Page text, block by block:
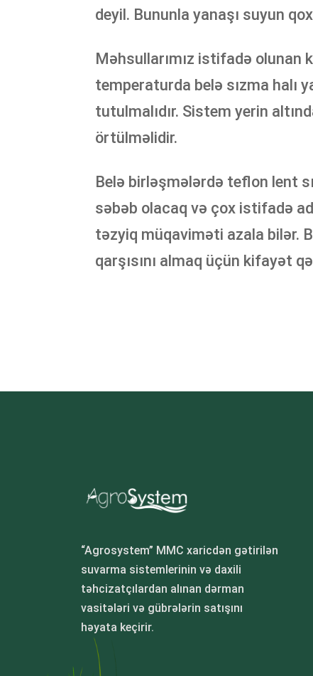
deyil. Bununla yanaşı suyun
Məhsullarımız istifadə olunan
temperaturda belə sızma halı
tutulmalıdır. Sistem yerin
örtülməlidir.
Belə birləşmələrdə teflon lent
səbəb olacaq və çox istifadə
təzyiq müqaviməti azala bilər.
qarşısını almaq üçün kifayət
“Agrosystem” MMC xaricdən gətirilən
suvarma sistemlerinin və daxili
təhcizatçılardan alınan dərman
vasitələri və gübrələrin satışını
həyata keçirir.